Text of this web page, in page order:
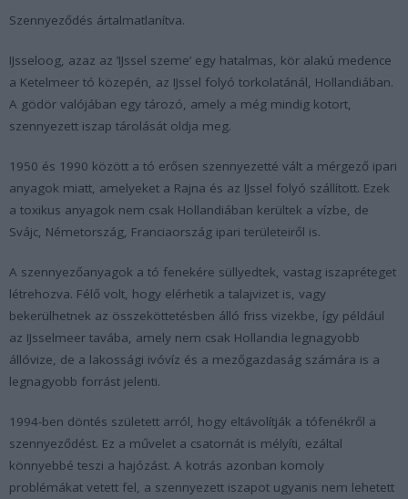
Szennyeződés ártalmatlanítva.
IJsseloog, azaz az ’IJssel szeme’ egy hatalmas, kör alakú medence
a Ketelmeer tó közepén, az IJssel folyó torkolatánál, Hollandiában.
A gödör valójában egy tározó, amely a még mindig kotort,
szennyezett iszap tárolását oldja meg.
1950 és 1990 között a tó erősen szennyezetté vált a mérgező ipari
anyagok miatt, amelyeket a Rajna és az IJssel folyó szállított. Ezek
a toxikus anyagok nem csak Hollandiában kerültek a vízbe, de
Svájc, Németország, Franciaország ipari területeiről is.
A szennyezőanyagok a tó fenekére süllyedtek, vastag iszapréteget
létrehozva. Félő volt, hogy elérhetik a talajvizet is, vagy
bekerülhetnek az összeköttetésben álló friss vizekbe, így például
az IJsselmeer tavába, amely nem csak Hollandia legnagyobb
állóvize, de a lakossági ivóvíz és a mezőgazdaság számára is a
legnagyobb forrást jelenti.
1994-ben döntés született arról, hogy eltávolítják a tófenékről a
szennyeződést. Ez a művelet a csatornát is mélyíti, ezáltal
könnyebbé teszi a hajózást. A kotrás azonban komoly
problémákat vetett fel, a szennyezett iszapot ugyanis nem lehetett